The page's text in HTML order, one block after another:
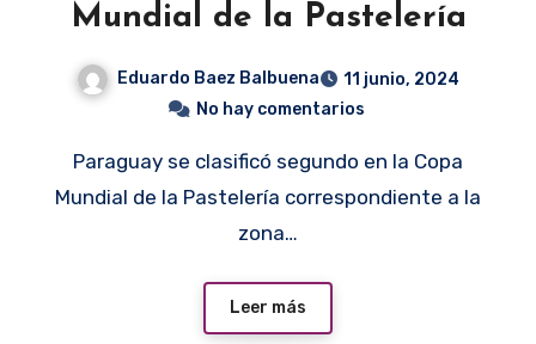
Mundial de la Pastelería
Eduardo Baez Balbuena
11 junio, 2024
No hay comentarios
Paraguay se clasificó segundo en la Copa
Mundial de la Pastelería correspondiente a la
zona…
Leer más